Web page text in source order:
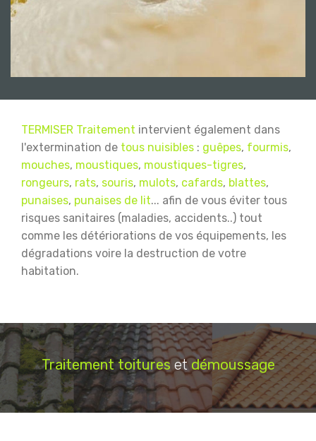
TERMISER Traitement intervient également dans
l'extermination de tous nuisibles : guêpes, fourmis,
mouches, moustiques, moustiques-tigres,
rongeurs, rats, souris, mulots, cafards, blattes,
punaises, punaises de lit... afin de vous éviter tous
risques sanitaires (maladies, accidents..) tout
comme les détériorations de vos équipements, les
dégradations voire la destruction de votre
habitation.
Traitement toitureset démoussage